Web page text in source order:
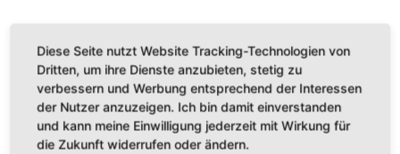
Dr. Karl Adamek
Augustastr. 32
45525 Hattingen
Diese Seite nutzt Website Tracking-Technologien von
Dritten, um ihre Dienste anzubieten, stetig zu
verbessern und Werbung entsprechend der Interessen
der Nutzer anzuzeigen. Ich bin damit einverstanden
und kann meine Einwilligung jederzeit mit Wirkung für
die Zukunft widerrufen oder ändern.